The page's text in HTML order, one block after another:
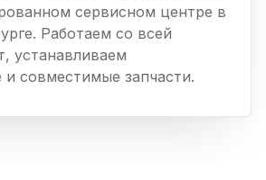
сервисном центре в
Работаем со всей
устанавливаем
и совместимые запчасти.